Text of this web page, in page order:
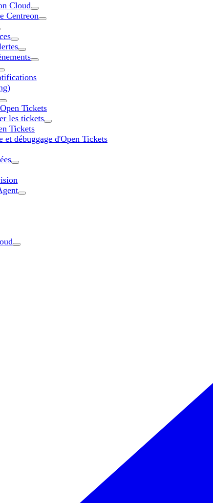
Cloud
Centreon
Tickets
les tickets
Tickets
et débuggage d'Open Tickets